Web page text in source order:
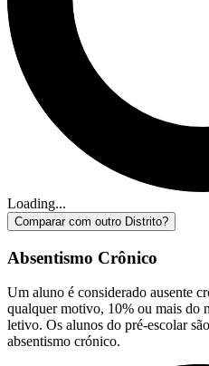
Loading...
Comparar com outro Distrito?
Absentismo Crônico
Um aluno é considerado ausente
qualquer motivo, 10% ou mais do
letivo. Os alunos do pré-escolar
absentismo crónico.